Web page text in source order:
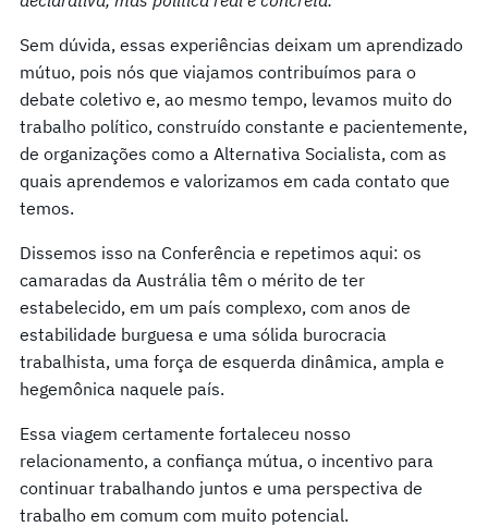
Sem dúvida, essas experiências deixam um aprendizado
mútuo, pois nós que viajamos contribuímos para o
debate coletivo e, ao mesmo tempo, levamos muito do
trabalho político, construído constante e pacientemente,
de organizações como a Alternativa Socialista, com as
quais aprendemos e valorizamos em cada contato que
temos.
Dissemos isso na Conferência e repetimos aqui: os
camaradas da Austrália têm o mérito de ter
estabelecido, em um país complexo, com anos de
estabilidade burguesa e uma sólida burocracia
trabalhista, uma força de esquerda dinâmica, ampla e
hegemônica naquele país.
Essa viagem certamente fortaleceu nosso
relacionamento, a confiança mútua, o incentivo para
continuar trabalhando juntos e uma perspectiva de
trabalho em comum com muito potencial.